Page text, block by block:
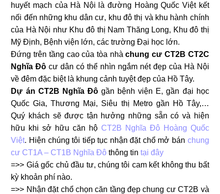
huyết mạch của Hà Nội là đường Hoàng Quốc Việt kết
nối đến những khu dân cư, khu đô thị và khu hành chính
của Hà Nội như Khu đô thị Nam Thăng Long, Khu đô thị
Mỹ Định, Bệnh viện lớn, các trường Đại học lớn.
Đứng trên tầng cao của tòa nhàchung cư CT2B CT2C
Nghĩa Đô cư dân có thể nhìn ngắm nét đẹp của Hà Nội
về đêm đặc biệt là khung cảnh tuyệt đẹp của Hồ Tây.
Dự án CT2B Nghĩa Đôgần bệnh viện E, gần đại học
Quốc Gia, Thương Mại, Siêu thị Metro gần Hồ Tây,…
Quý khách sẽ được tận hưởng những sẵn có và hiện
hữu khi sở hữu căn hộ CT2B Nghĩa Đô Hoàng Quốc
Việt. Hiện chúng tôi tiếp tục nhận đặt chổ mở bán chung
cư CT1A – CT1B Nghĩa Đô thông tintại đây
=>> Giá gốc chủ đầu tư, chúng tôi cam kết không thu bất
kỳ khoản phí nào.
=>> Nhận đặt chổ chọn căn tầng đẹp chung cư CT2B và